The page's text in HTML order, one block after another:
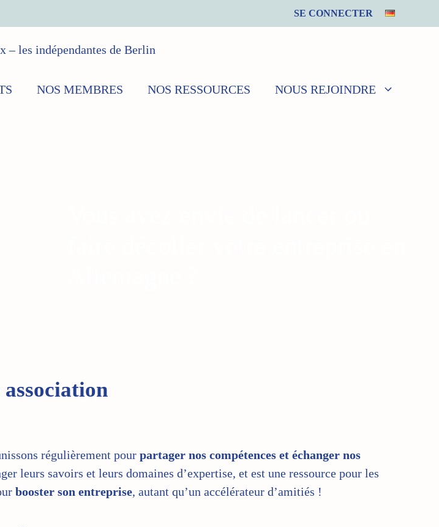
SE CONNECTER
NOS MEMBRES NOS RESSOURCES NOUS REJOINDRE
régulièrement pour partager nos compétences et échanger nos
leurs savoirs et leurs domaines d’expertise, et est une ressource pour les
booster son entreprise, autant qu’un accélérateur d’amitiés !